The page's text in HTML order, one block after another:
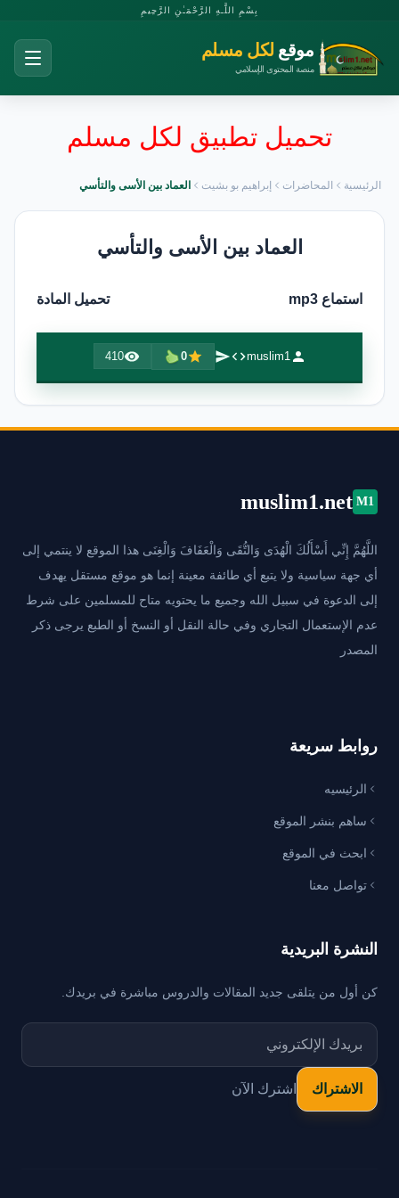
بِسْمِ اللَّـهِ الرَّحْمَـٰنِ الرَّحِيمِ
موقع لكل مسلم
منصة المحتوى الإسلامي
تحميل تطبيق لكل مسلم
الرئيسية المحاضرات إبراهيم بو بشيت العماد بين الأسى والتأسي
العماد بين الأسى والتأسي
استماع mp3 تحميل المادة
muslim1
0
410
M1
muslim1.net
اللَّهُمَّ إِنِّي أَسْأَلُكَ الْهُدَى وَالتُّقَى وَالْعَفَافَ وَالْغِنَى هذا الموقع لا ينتمي إلى
أي جهة سياسية ولا يتبع أي طائفة معينة إنما هو موقع مستقل يهدف
إلى الدعوة في سبيل الله وجميع ما يحتويه متاح للمسلمين على شرط
عدم الإستعمال التجاري وفي حالة النقل أو النسخ أو الطبع يرجى ذكر
المصدر
روابط سريعة
الرئيسيه
ساهم بنشر الموقع
ابحث في الموقع
تواصل معنا
النشرة البريدية
كن أول من يتلقى جديد المقالات والدروس مباشرة في بريدك.
اشترك الآن